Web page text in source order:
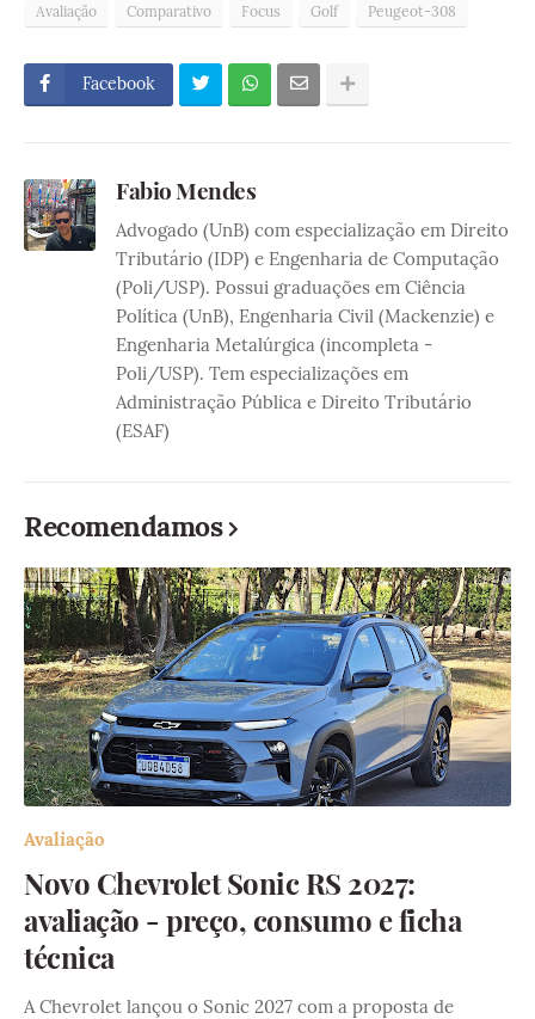
Avaliação Comparativo Focus Golf Peugeot-308
Facebook
Fabio Mendes
Advogado (UnB) com especialização em Direito
Tributário (IDP) e Engenharia de Computação
(Poli/USP). Possui graduações em Ciência
Política (UnB), Engenharia Civil (Mackenzie) e
Engenharia Metalúrgica (incompleta -
Poli/USP). Tem especializações em
Administração Pública e Direito Tributário
(ESAF)
Recomendamos
Avaliação
Novo Chevrolet Sonic RS 2027:
avaliação - preço, consumo e ficha
técnica
A Chevrolet lançou o Sonic 2027 com a proposta de